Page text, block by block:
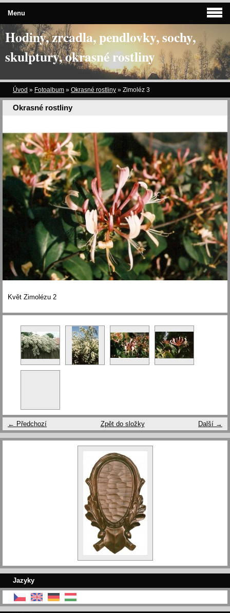
Hodiny, zrcadla, pendlovky, sochy,
skulptury, okrasné rostliny
Úvod » Fotoalbum » Okrasné rostliny » Zimoléz 3
Okrasné rostliny
Květ Zimolézu 2
← Předchozí Další →
Zpět do složky
Jazyky
Menu